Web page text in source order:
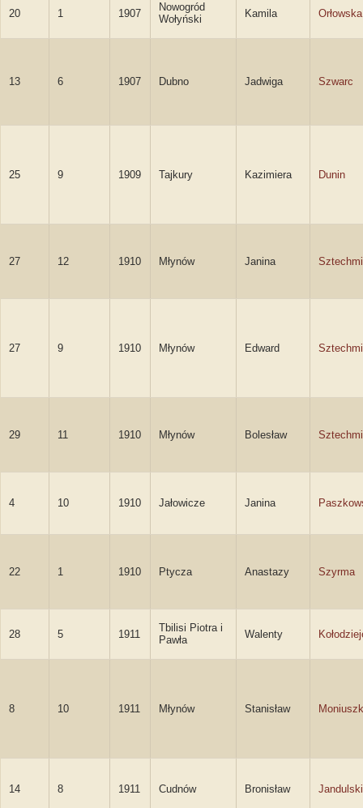
20 1 1907
Nowogród
Wołyński
Kamila Orłowska
13 6 1907 Dubno Jadwiga Szwarc
25 9 1909 Tajkury Kazimiera Dunin
27 12 1910 Młynów Janina
27 9 1910 Młynów Edward
29 11 1910 Młynów Bolesław
4 10 1910 Jałowicze Janina
22 1 1910 Ptycza Anastazy Szyrma
28 5 1911
Tbilisi Piotra i
Pawła
Walenty
8 10 1911 Młynów Stanisław
14 8 1911 Cudnów Bronisław Jandulski